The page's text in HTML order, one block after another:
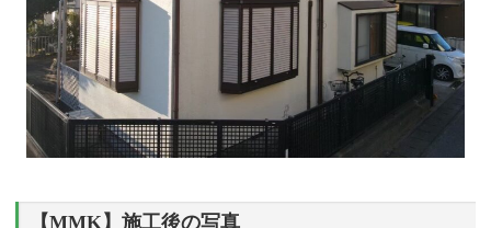
【MMK】施工後の写真